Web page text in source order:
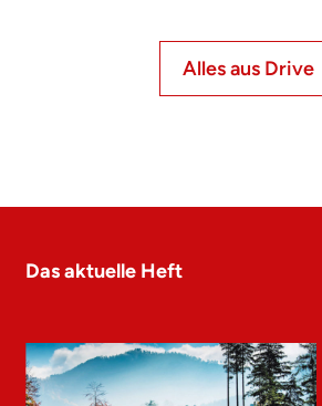
Alles aus Drive
Das aktuelle Heft